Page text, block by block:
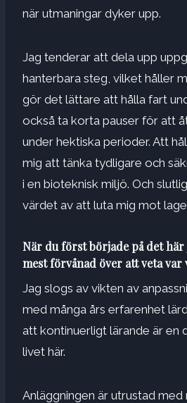
när utmaningar dyker upp.
Jag tenderar att dela upp
hanterbara steg, vilket håller
gör det lättare att hålla fart
också ta korta pauser för att
under hektiska perioder. Att
mig att tänka tydligare och
i en bioteknisk miljö. Och
värdet av att luta mig mot
När du först började på det här
mest förvånad över att veta
Jag slogs av vikten av
med många års erfarenhet
att kontinuerligt lärande är en
livet här.
Anläggningen är utrustad med